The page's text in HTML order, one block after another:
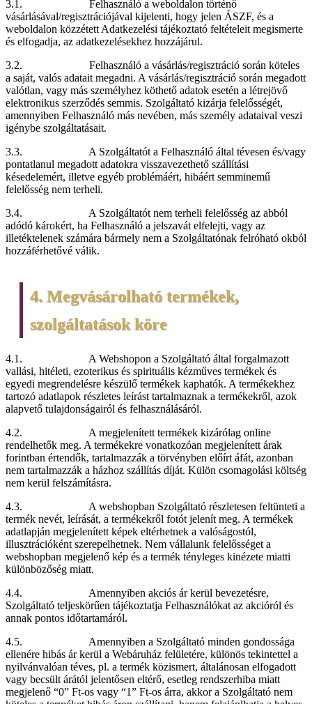
3.1. Felhasználó a weboldalon történő
vásárlásával/regisztrációjával kijelenti, hogy jelen ÁSZF, és a
weboldalon közzétett Adatkezelési tájékoztató feltételeit megismerte
és elfogadja, az adatkezelésekhez hozzájárul.
3.2. Felhasználó a vásárlás/regisztráció során köteles
a saját, valós adatait megadni. A vásárlás/regisztráció során megadott
valótlan, vagy más személyhez köthető adatok esetén a létrejövő
elektronikus szerződés semmis. Szolgáltató kizárja felelősségét,
amennyiben Felhasználó más nevében, más személy adataival veszi
igénybe szolgáltatásait.
3.3. A Szolgáltatót a Felhasználó által tévesen és/vagy
pontatlanul megadott adatokra visszavezethető szállítási
késedelemért, illetve egyéb problémáért, hibáért semminemű
felelősség nem terheli.
3.4. A Szolgáltatót nem terheli felelősség az abból
adódó károkért, ha Felhasználó a jelszavát elfelejti, vagy az
illetéktelenek számára bármely nem a Szolgáltatónak felróható okból
hozzáférhetővé válik.
4. Megvásárolható termékek,
szolgáltatások köre
4.1. A Webshopon a Szolgáltató által forgalmazott
vallási, hitéleti, ezoterikus és spirituális kézműves termékek és
egyedi megrendelésre készülő termékek kaphatók. A termékekhez
tartozó adatlapok részletes leírást tartalmaznak a termékekről, azok
alapvető tulajdonságairól és felhasználásáról.
4.2. A megjelenített termékek kizárólag online
rendelhetők meg. A termékekre vonatkozóan megjelenített árak
forintban értendők, tartalmazzák a törvényben előírt áfát, azonban
nem tartalmazzák a házhoz szállítás díját. Külön csomagolási költség
nem kerül felszámításra.
4.3. A webshopban Szolgáltató részletesen feltünteti a
termék nevét, leírását, a termékekről fotót jelenít meg. A termékek
adatlapján megjelenített képek eltérhetnek a valóságostól,
illusztrációként szerepelhetnek. Nem vállalunk felelősséget a
webshopban megjelenő kép és a termék tényleges kinézete miatti
különbözőség miatt.
4.4. Amennyiben akciós ár kerül bevezetésre,
Szolgáltató teljeskörűen tájékoztatja Felhasználókat az akcióról és
annak pontos időtartamáról.
4.5. Amennyiben a Szolgáltató minden gondossága
ellenére hibás ár kerül a Webáruház felületére, különös tekintettel a
nyilvánvalóan téves, pl. a termék közismert, általánosan elfogadott
vagy becsült árától jelentősen eltérő, esetleg rendszerhiba miatt
megjelenő “0” Ft-os vagy “1” Ft-os árra, akkor a Szolgáltató nem